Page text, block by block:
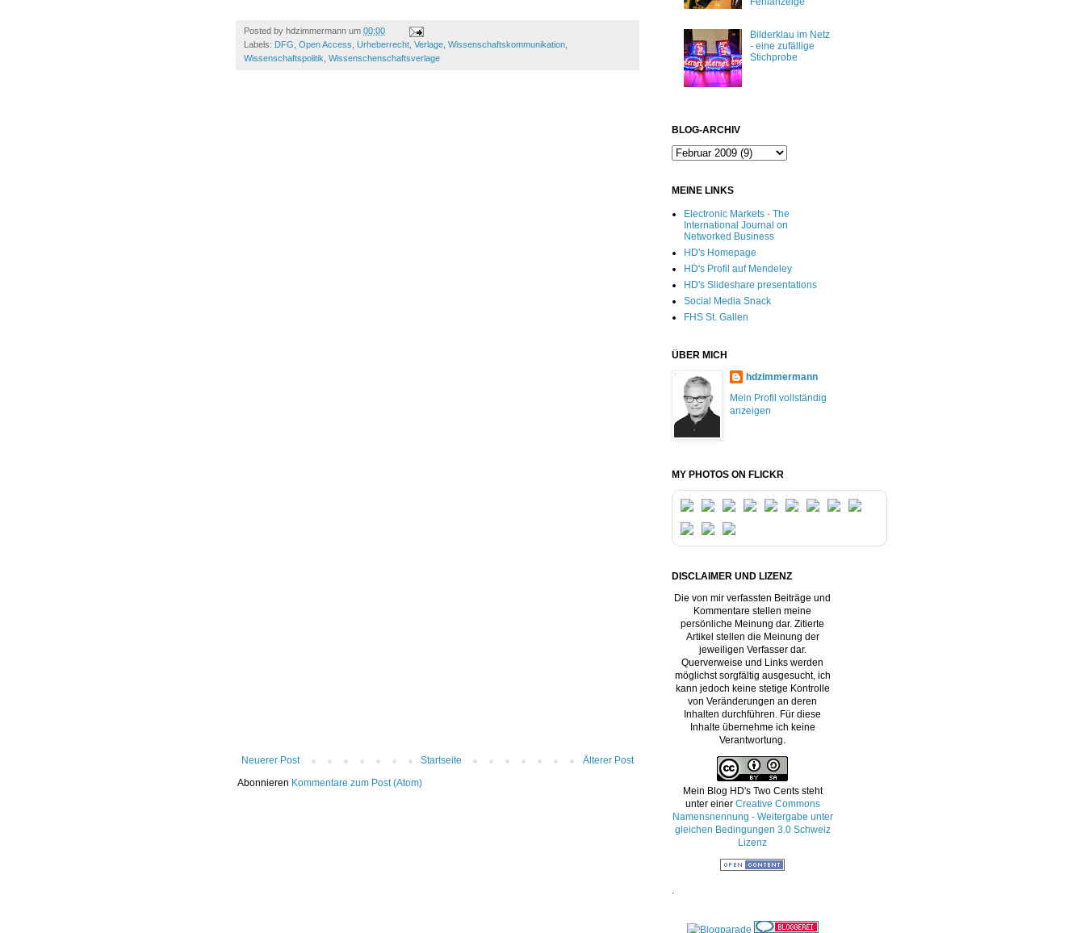
Posted by hdzimmermann um 00:00
Labels: DFG Open Access Urheberrecht Verlage Wissenschaftskommunikation
Wissenschaftspolitik Wissenschenschaftsverlage
Neuerer Post Älterer Post
Startseite
Abonnieren Kommentare zum Post (Atom)
Bilderklau im Netz
- eine zufällige
Stichprobe
BLOG-ARCHIV
MEINE LINKS
Electronic Markets - The
International Journal on
Networked Business
HD's Homepage
HD's Profil auf Mendeley
HD's Slideshare presentations
Social Media Snack
FHS St. Gallen
ÜBER MICH
hdzimmermann
Mein Profil vollständig
anzeigen
MY PHOTOS ON FLICKR
DISCLAIMER UND LIZENZ
Die von mir verfassten Beiträge und
Kommentare stellen meine
persönliche Meinung dar. Zitierte
Artikel stellen die Meinung der
jeweiligen Verfasser dar.
Querverweise und Links werden
möglichst sorgfältig ausgesucht, ich
kann jedoch keine stetige Kontrolle
von Veränderungen an deren
Inhalten durchführen. Für diese
Inhalte übernehme ich keine
Verantwortung.
Mein Blog HD's Two Centssteht
unter einer Creative Commons
Namensnennung - Weitergabe unter
gleichen Bedingungen 3.0 Schweiz
Lizenz
.